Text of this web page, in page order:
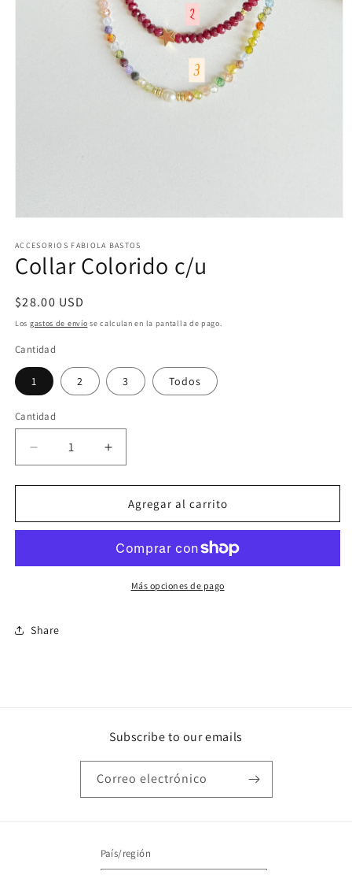
multimedia
1
en
modal
ACCESORIOS FABIOLA BASTOS
Collar Colorido c/u
Precio
habitual
$28.00 USD
Los gastos de envío se calculan en la pantalla de pago.
Cantidad
1 2 3 Todos
Cantidad
Reducir
cantidad
para
Colorido
Aumentar
cantidad
para
Collar
Colorido
Agregar al carrito
Más opciones de pago
Share
Subscribe to our emails
Correo electrónico
País/región